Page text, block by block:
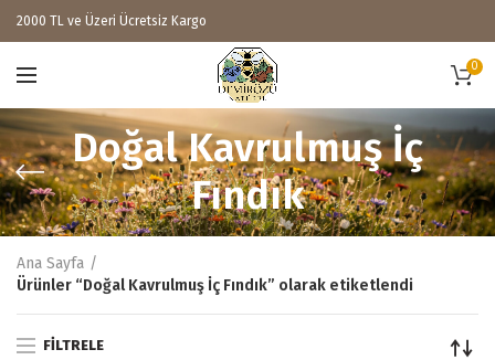
2000 TL ve Üzeri Ücretsiz Kargo
0
Doğal Kavrulmuş İç
Fındık
Ana Sayfa
Ürünler “Doğal Kavrulmuş İç Fındık” olarak etiketlendi
FILTRELE